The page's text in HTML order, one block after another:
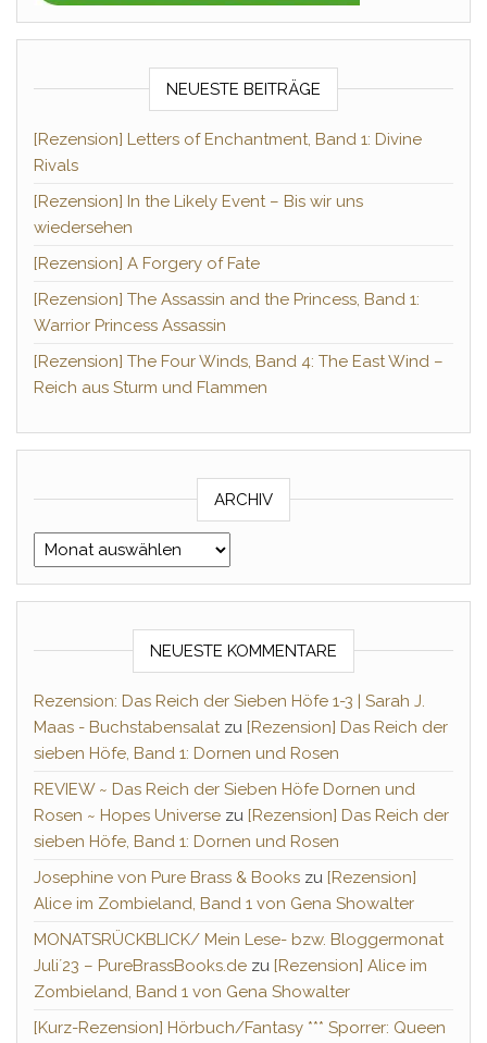
NEUESTE BEITRÄGE
[Rezension] Letters of Enchantment, Band 1: Divine
Rivals
[Rezension] In the Likely Event – Bis wir uns
wiedersehen
[Rezension] A Forgery of Fate
[Rezension] The Assassin and the Princess, Band 1:
Warrior Princess Assassin
[Rezension] The Four Winds, Band 4: The East Wind –
Reich aus Sturm und Flammen
ARCHIV
Archiv
NEUESTE KOMMENTARE
Rezension: Das Reich der Sieben Höfe 1-3 | Sarah J.
Maas - Buchstabensalatzu [Rezension] Das Reich der
sieben Höfe, Band 1: Dornen und Rosen
REVIEW ~ Das Reich der Sieben Höfe Dornen und
Rosen ~ Hopes Universe zu [Rezension] Das Reich der
sieben Höfe, Band 1: Dornen und Rosen
Josephine von Pure Brass & Books zu [Rezension]
Alice im Zombieland, Band 1 von Gena Showalter
MONATSRÜCKBLICK/ Mein Lese- bzw. Bloggermonat
Juli´23 – PureBrassBooks.de zu [Rezension] Alice im
Zombieland, Band 1 von Gena Showalter
[Kurz-Rezension] Hörbuch/Fantasy *** Sporrer: Queen